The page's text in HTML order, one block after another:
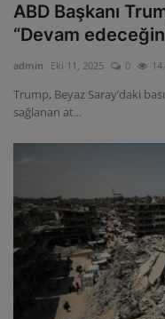
ABD Başkanı
“Devam
admin Eki 11, 2025 0
Trump, Beyaz Saray’daki
sağlanan at...